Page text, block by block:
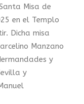
Misa de
en el Templo
Dicha misa
Manzano
y
y